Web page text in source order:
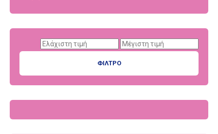
ΦΊΛΤΡΟ